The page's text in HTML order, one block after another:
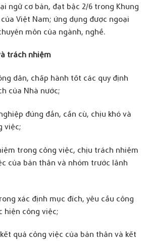
ngữ cơ bản, đạt bậc 2/6 trong Khung
Việt Nam; ứng dụng được ngoại
môn của ngành, nghề.
trách nhiệm
dân, chấp hành tốt các quy định
của Nhà nước;
đúng đắn, cần cù, chịu khó và
việc;
trong công việc, chịu trách nhiệm
của bản thân và nhóm trước lãnh
xác định mục đích, yêu cầu công
hiện công việc;
quả công việc của bản thân và kết